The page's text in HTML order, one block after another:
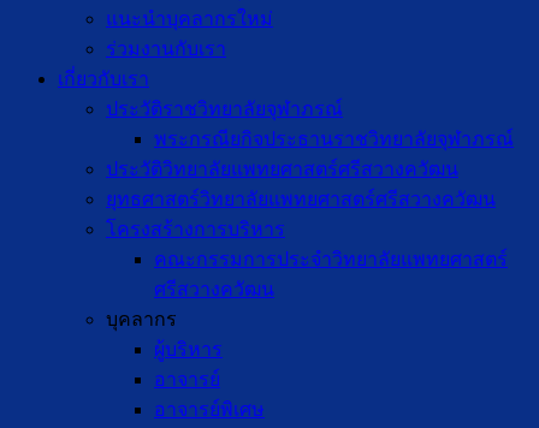
แนะนำบุคลากรใหม่
ร่วมงานกับเรา
เกี่ยวกับเรา
ประวัติราชวิทยาลัยจุฬาภรณ์
พระกรณียกิจประธานราชวิทยาลัยจุฬาภรณ์
ประวัติวิทยาลัยแพทยศาสตร์ศรีสวางควัฒน
ยุทธศาสตร์วิทยาลัยแพทยศาสตร์ศรีสวางควัฒน
โครงสร้างการบริหาร
คณะกรรมการประจำวิทยาลัยแพทยศาสตร์
ศรีสวางควัฒน
บุคลากร
ผู้บริหาร
อาจารย์
อาจารย์พิเศษ